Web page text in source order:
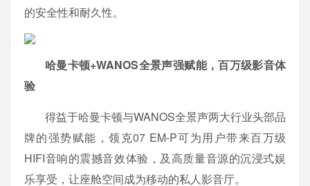
的安全性和耐久性。
哈曼卡顿+WANOS全景声强赋能，百万级影音体
验
得益于哈曼卡顿与WANOS全景声两大行业头部品
牌的强势赋能，领克07 EM-P可为用户带来百万级
HIFI音响的震撼音效体验，及高质量音源的沉浸式娱
乐享受，让座舱空间成为移动的私人影音厅。